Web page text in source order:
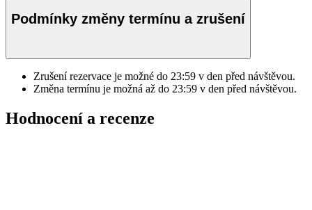
Podmínky změny termínu a zrušení
Zrušení rezervace je možné do 23:59 v den před návštěvou.
Změna termínu je možná až do 23:59 v den před návštěvou.
Hodnocení a recenze